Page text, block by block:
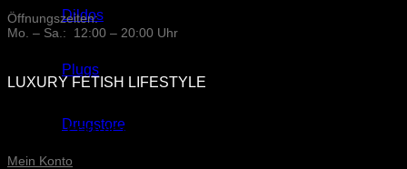
Dildos
Plugs
Drugstore
Öffnungszeiten:
Mo. – Sa.: 12:00 – 20:00 Uhr
LUXURY FETISH LIFESTYLE
ONLINE-SERVICE
Mein Konto